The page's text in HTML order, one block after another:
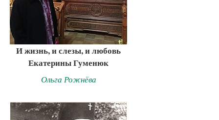
И жизнь, и слезы, и любовь
Екатерины Гуменюк
Ольга Рожнёва